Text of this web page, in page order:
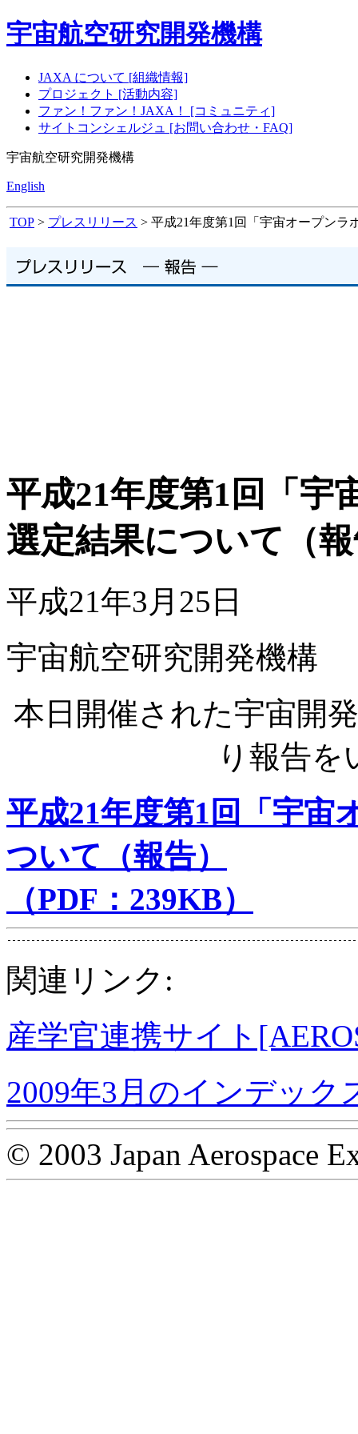
宇宙航空研究開発機構
JAXA について [組織情報]
プロジェクト [活動内容]
ファン！ファン！JAXA！ [コミュニティ]
サイトコンシェルジュ [お問い合わせ・FAQ]
宇宙航空研究開発機構
English
TOP > プレスリリース > 平成21年度第1回「宇宙オープンラ
平成21年度第1回「宇
選定結果について（
平成21年3月25日
宇宙航空研究開発機構
本日開催された宇宙開
り報告を
平成21年度第1回「宇宙
ついて（報告）
（PDF：239KB）
関連リンク:
産学官連携サイト
2009年3月のインデック
© 2003 Japan Aerospace